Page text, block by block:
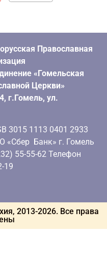
Православная
«Гомельская
Церкви»
г.Гомель, ул.
3015 1113 0401 2933
«Сбер Банк» г. Гомель
55-55-62 Телефон
19
2013-2026. Все права